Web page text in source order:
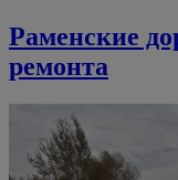
Раменские
ремонта